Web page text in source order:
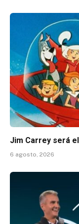
Jim Carrey será
6 agosto, 2026